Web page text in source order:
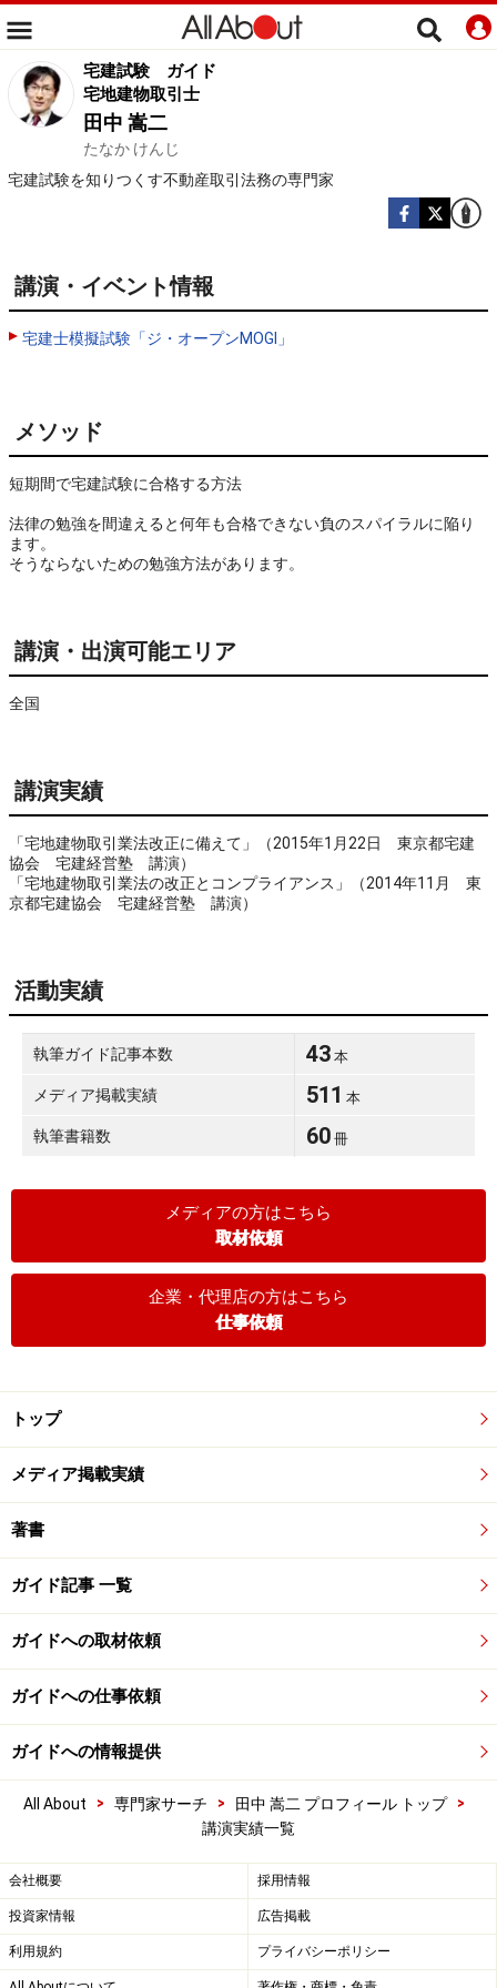
宅建試験
ガイド
宅地建物取引士
田中 嵩二
たなか けんじ
宅建試験を知りつくす不動産取引法務の専門家
講演・イベント情報
宅建士模擬試験「ジ・オープンMOGI」
メソッド
短期間で宅建試験に合格する方法
法律の勉強を間違えると何年も合格できない負のスパイラルに陥り
ます。
そうならないための勉強方法があります。
講演・出演可能エリア
全国
講演実績
「宅地建物取引業法改正に備えて」（2015年1月22日 東京都宅建
協会 宅建経営塾 講演）
「宅地建物取引業法の改正とコンプライアンス」（2014年11月 東
京都宅建協会 宅建経営塾 講演）
活動実績
執筆ガイド記事本数 43 本
メディア掲載実績 511 本
執筆書籍数 60 冊
メディアの方はこちら
取材依頼
企業・代理店の方はこちら
仕事依頼
トップ
メディア掲載実績
著書
ガイド記事 一覧
ガイドへの取材依頼
ガイドへの仕事依頼
ガイドへの情報提供
All About > 専門家サーチ > 田中 嵩二 プロフィール トップ
>
講演実績一覧
会社概要 採用情報
投資家情報 広告掲載
利用規約 プライバシーポリシー